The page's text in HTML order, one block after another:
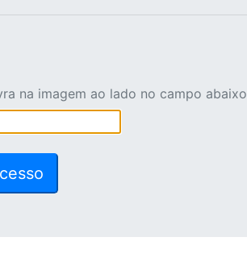
na imagem ao lado no campo abaixo